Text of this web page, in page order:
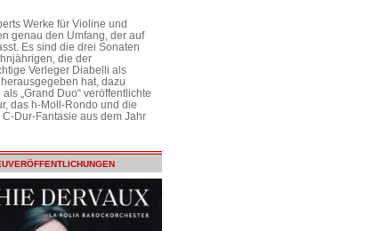
Werke für Violine und
genau den Umfang, der auf
Es sind die drei Sonaten
die der
Verleger Diabelli als
herausgegeben hat, dazu
„Grand Duo“ veröffentlichte
das h-Moll-Rondo und die
Dur-Fantasie aus dem Jahr